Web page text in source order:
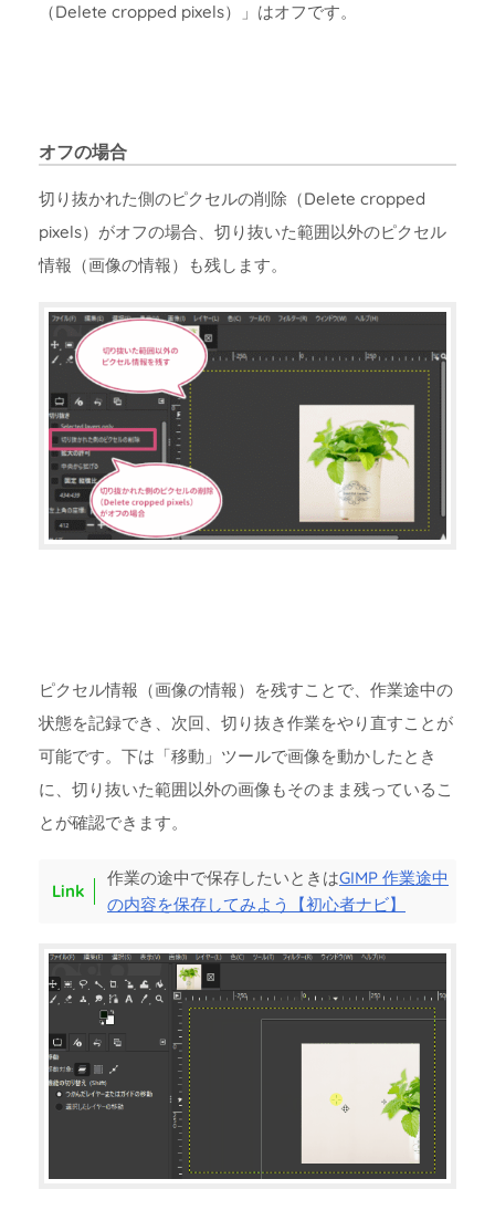
（Delete cropped pixels）」はオフです。
オフの場合
切り抜かれた側のピクセルの削除（Delete cropped
pixels）がオフの場合、切り抜いた範囲以外のピクセル
情報（画像の情報）も残します。
ピクセル情報（画像の情報）を残すことで、作業途中の
状態を記録でき、次回、切り抜き作業をやり直すことが
可能です。下は「移動」ツールで画像を動かしたとき
に、切り抜いた範囲以外の画像もそのまま残っているこ
とが確認できます。
作業の途中で保存したいときはGIMP 作業途中
の内容を保存してみよう【初心者ナビ】